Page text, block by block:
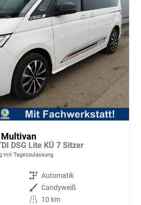
Multivan
DSG Lite KÜ 7 Sitzer
mit Tageszulassung
Getriebe Automatik
Außenfarbe Candyweiß
Kilometerstand
10 km